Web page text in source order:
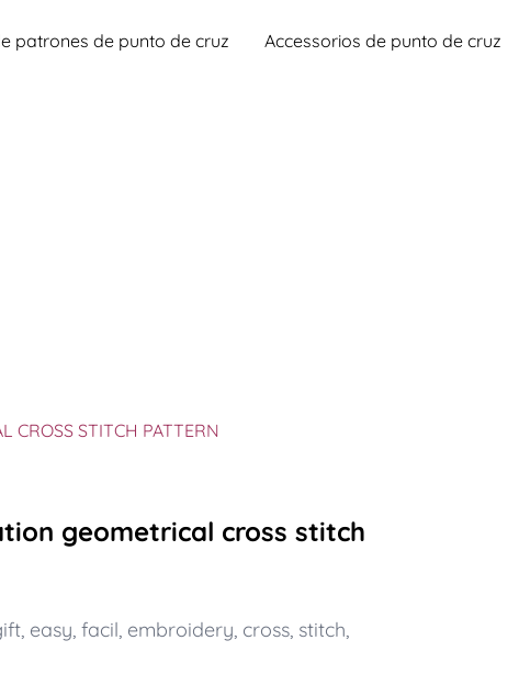
patrones de punto de cruz Accessorios de punto de cruz
CROSS STITCH PATTERN
geometrical cross stitch
, easy, facil, embroidery, cross, stitch,